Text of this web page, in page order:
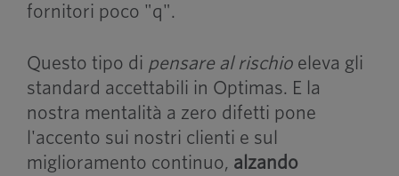
fornitori poco "q".
Questo tipo di pensare al rischioeleva gli
standard accettabili in Optimas. E la
nostra mentalità a zero difetti pone
l'accento sui nostri clienti e sul
miglioramento continuo, alzando